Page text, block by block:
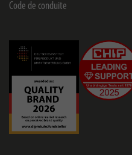
Code de conduite